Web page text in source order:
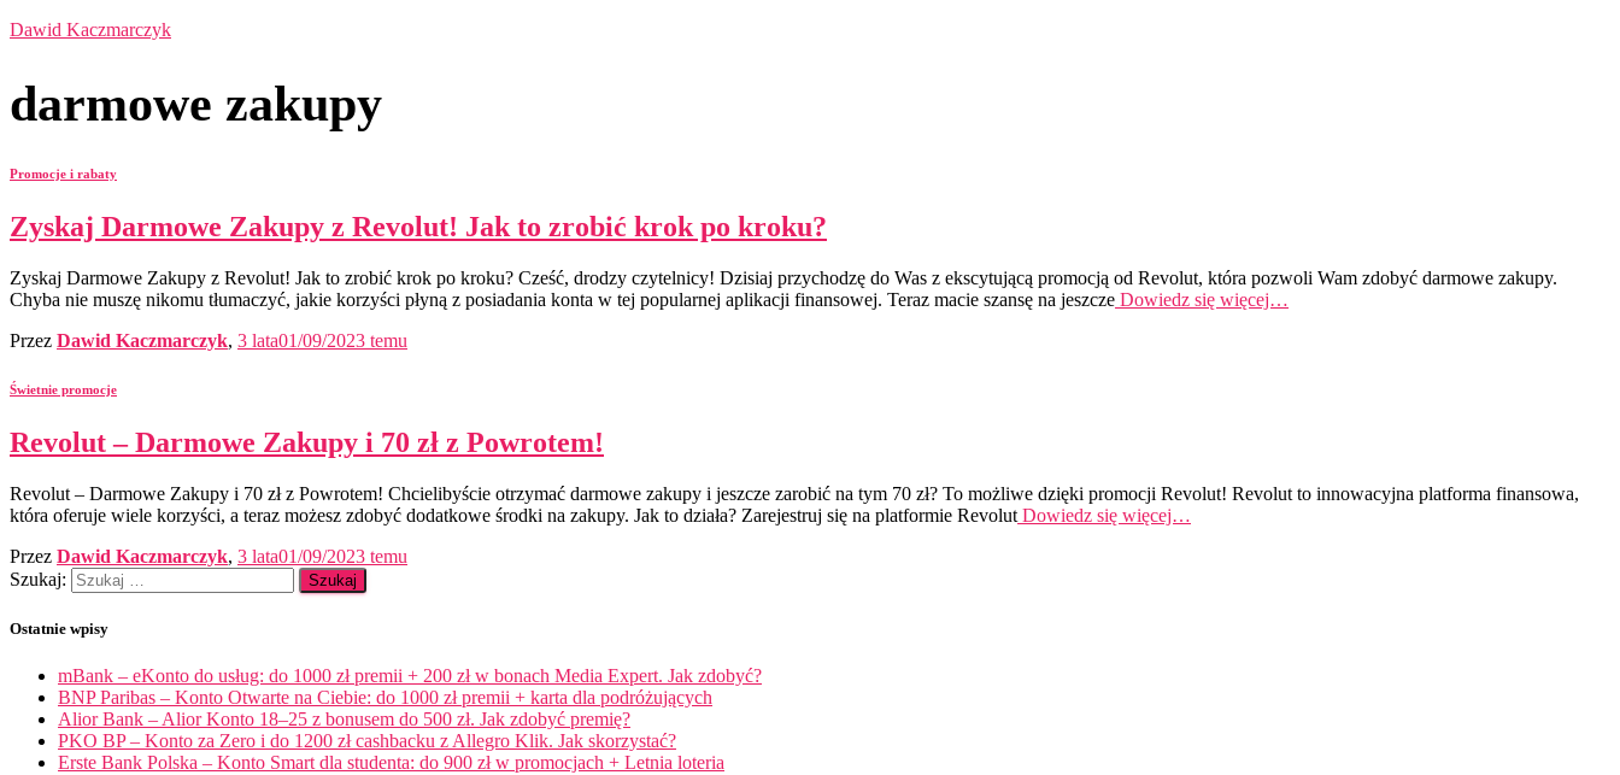
Dawid Kaczmarczyk
darmowe zakupy
Promocje i rabaty
Zyskaj Darmowe Zakupy z Revolut! Jak to zrobić krok po kroku?
Zyskaj Darmowe Zakupy z Revolut! Jak to zrobić krok po kroku? Cześć, drodzy czytelnicy! Dzisiaj przychodzę do Was z ekscytującą promocją od Revolut, która pozwoli Wam zdobyć darmowe zakupy.
Chyba nie muszę nikomu tłumaczyć, jakie korzyści płyną z posiadania konta w tej popularnej aplikacji finansowej. Teraz macie szansę na jeszcze Dowiedz się więcej…
Przez Dawid Kaczmarczyk, 3 lata01/09/2023 temu
Świetnie promocje
Revolut – Darmowe Zakupy i 70 zł z Powrotem!
Revolut – Darmowe Zakupy i 70 zł z Powrotem! Chcielibyście otrzymać darmowe zakupy i jeszcze zarobić na tym 70 zł? To możliwe dzięki promocji Revolut! Revolut to innowacyjna platforma finansowa,
która oferuje wiele korzyści, a teraz możesz zdobyć dodatkowe środki na zakupy. Jak to działa? Zarejestruj się na platformie Revolut Dowiedz się więcej…
Przez Dawid Kaczmarczyk, 3 lata01/09/2023 temu
Szukaj:
Ostatnie wpisy
mBank – eKonto do usług: do 1000 zł premii + 200 zł w bonach Media Expert. Jak zdobyć?
BNP Paribas – Konto Otwarte na Ciebie: do 1000 zł premii + karta dla podróżujących
Alior Bank – Alior Konto 18–25 z bonusem do 500 zł. Jak zdobyć premię?
PKO BP – Konto za Zero i do 1200 zł cashbacku z Allegro Klik. Jak skorzystać?
Erste Bank Polska – Konto Smart dla studenta: do 900 zł w promocjach + Letnia loteria